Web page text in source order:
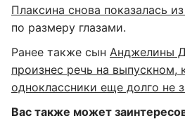
Плаксина снова показалась
по размеру глазами.
Ранее также сын Анджелины
произнес речь на выпускном,
одноклассники еще долго не
Вас также может